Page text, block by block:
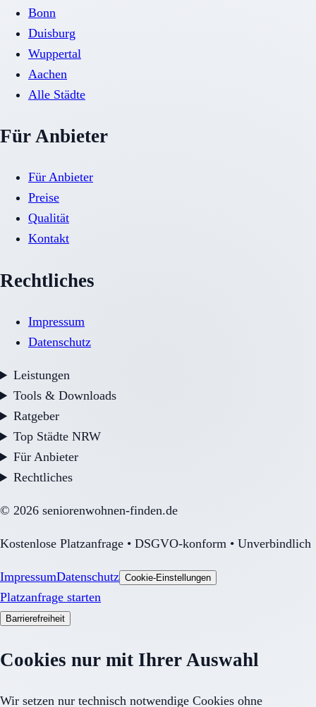
Bonn
Duisburg
Wuppertal
Aachen
Alle Städte
Für Anbieter
Für Anbieter
Preise
Qualität
Kontakt
Rechtliches
Impressum
Datenschutz
Leistungen
Tools & Downloads
Ratgeber
Top Städte NRW
Für Anbieter
Rechtliches
© 2026 seniorenwohnen-finden.de
Kostenlose Platzanfrage • DSGVO-konform • Unverbindlich
ImpressumDatenschutz Cookie-Einstellungen
Platzanfrage starten
Barrierefreiheit
Cookies nur mit Ihrer Auswahl
Wir setzen nur technisch notwendige Cookies ohne